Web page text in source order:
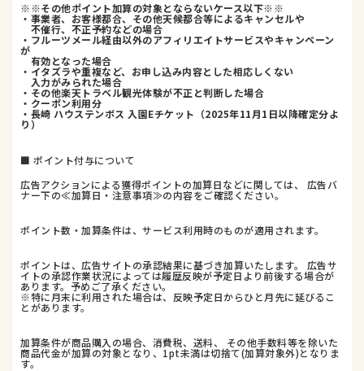
※※その他ポイント加算の対象とならないケース以下※※
・事業者、お客様都合、その他天候都合等によるキャンセルや
不催行、不正予約などの場合
・フルーツメール経由以外のアフィリエイトサービスやキャンペーン
が
有効となった場合
・イタズラや重複など、お申し込み内容とした相応しくない
入力がみられた場合
・その他楽天トラベル観光体験が不正と判断した場合
・クーポン利用分
・長崎 ハウステンボス 入園Eチケット（2025年11月1日以降確定分よ
り）
■ ポイント付与について
広告アクションによる獲得ポイントの加算日などに関しては、 広告バ
ナー下の≪加算日・注意事項≫の内容をご確認ください。
ポイント数・加算条件は、サービス利用時のものが適用されます。
ポイントは、広告サイトの承認結果に基づき加算いたします。 広告サ
イトの承認作業状況によっては履歴反映が予定日より前後する場合が
あります。予めご了承ください。
※特に月末に利用された場合は、反映予定日からひと月先に延びるこ
とがあります。
加算条件が商品購入の場合、消費税、送料、 その他手数料等を除いた
商品代金が加算の対象となり、1pt未満は切捨て(加算対象外)となりま
す。